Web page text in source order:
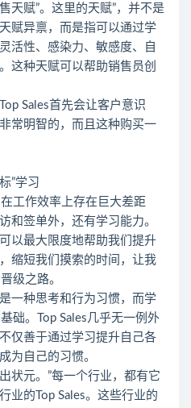
天赋”。这里的天赋”，并不是
赋异禀，而是指可以通过学
活性、感染力、敏感度、自
这种天赋可以帮助销售员创
Sales首先会让客户意识
常明智的，而且这种购买一
”学习
工作效率上存在巨大差距
和签单外，还有学习能力。
以最大限度地帮助我们提升
缩短我们摸索的时间，让我
级之路。
一种思考和行为习惯，而学
础。Top Sales几乎无一例外
仅善于通过学习提升自己各
为自己的习惯。
状元。”每一个行业，都有它
业的Top Sales。这些行业的